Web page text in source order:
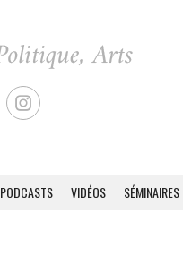
PODCASTS VIDÉOS SÉMINAIRES